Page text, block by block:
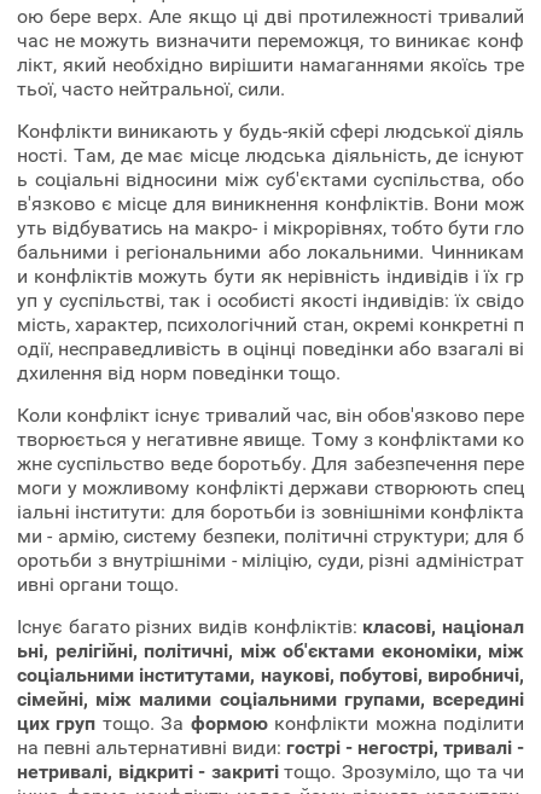
ою бере верх. Але якщо ці дві протилежності тривалий
час не можуть визначити переможця, то виникає конф
лікт, який необхідно вирішити намаганнями якоїсь тре
тьої, часто нейтральної, сили.
Конфлікти виникають у будь-якій сфері людської діяль
ності. Там, де має місце людська діяльність, де існуют
ь соціальні відносини між суб'єктами суспільства, обо
в'язково є місце для виникнення конфліктів. Вони мож
уть відбуватись на макро- і мікрорівнях, тобто бути гло
бальними і регіональними або локальними. Чинникам
и конфліктів можуть бути як нерівність індивідів і їх гр
уп у суспільстві, так і особисті якості індивідів: їх свідо
мість, характер, психологічний стан, окремі конкретні п
одії, несправедливість в оцінці поведінки або взагалі ві
дхилення від норм поведінки тощо.
Коли конфлікт існує тривалий час, він обов'язково пере
творюється у негативне явище. Тому з конфліктами ко
жне суспільство веде боротьбу. Для забезпечення пере
моги у можливому конфлікті держави створюють спец
іальні інститути: для боротьби із зовнішніми конфлікта
ми - армію, систему безпеки, політичні структури; для б
оротьби з внутрішніми - міліцію, суди, різні адміністрат
ивні органи тощо.
Існує багато різних видів конфліктів: класові, націонал
ьні, релігійні, політичні, між об'єктами економіки, між
соціальними інститутами, наукові, побутові, виробничі,
сімейні, між малими соціальними групами, всередині
цих груп тощо. За формою конфлікти можна поділити
на певні альтернативні види: гострі - негострі, тривалі -
нетривалі, відкриті - закритітощо. Зрозуміло, що та чи